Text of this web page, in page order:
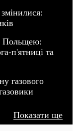
Польщею:
п'ятниці та
газового
Показати ще